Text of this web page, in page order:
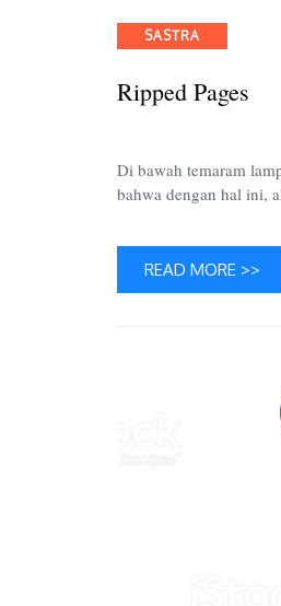
Categories
SASTRA
Ripped Pages
Di bawah temaram
bahwa dengan hal ini,
READ MORE >>